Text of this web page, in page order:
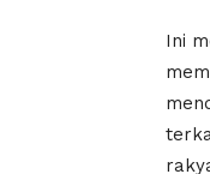
Ini